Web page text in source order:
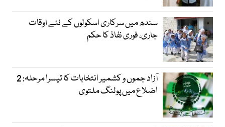
سندھ میں سرکاری اسکولوں کے نئے اوقات
جاری، فوری نفاذ کا حکم
آزاد جموں و کشمیر انتخابات کا تیسرا مرحلہ: 2
اضلاع میں پولنگ ملتوی